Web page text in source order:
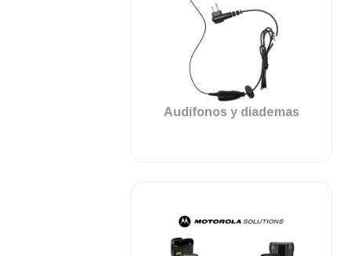
Audífonos y diademas